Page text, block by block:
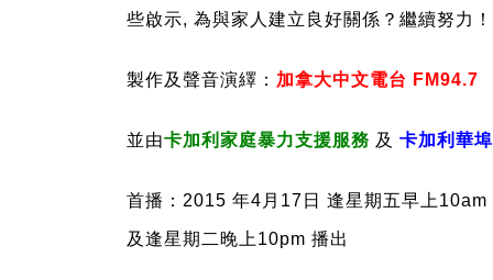
些啟示, 為與家人建立良好關係？繼續努力 ！
製作及聲音演繹： 加拿大中文電台 FM94.7
並由卡加利家庭暴力支援服務 及 卡加利華
首播： 2015 年4 月 17 日 逢星期五早上 10am
及 逢星期二晚上 10pm 播出